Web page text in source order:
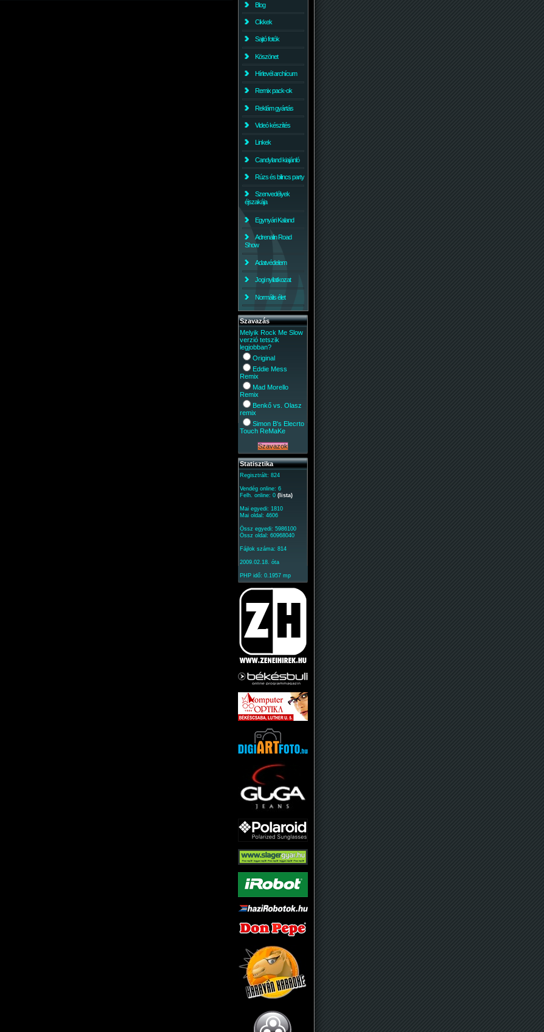
Blog
Cikkek
Sajtó fotók
Köszönet
Hírlevél archícum
Remix pack-ok
Reklám gyártás
Videó készítés
Linkek
Candyland kiajánló
Rúzs és bilincs party
Szenvedélyek
éjszakája
Egynyári Kaland
Adrenalin Road
Show
Adatvédelem
Jogi nyilatkozat
Normális élet
Szavazás
Melyik Rock Me Slow
verzió tetszik
legjobban?
Original
Eddie Mess
Remix
Mad Morello
Remix
Benkő vs. Olasz
remix
Simon B's Elecrto
Touch ReMaKe
Statisztika
Regisztrált: 824
Vendég online: 6
Felh. online: 0 (lista)
Mai egyedi: 1810
Mai oldal: 4606
Össz egyedi: 5986100
Össz oldal: 60968040
Fájlok száma: 814
2009.02.18. óta
PHP idő: 0.1957 mp